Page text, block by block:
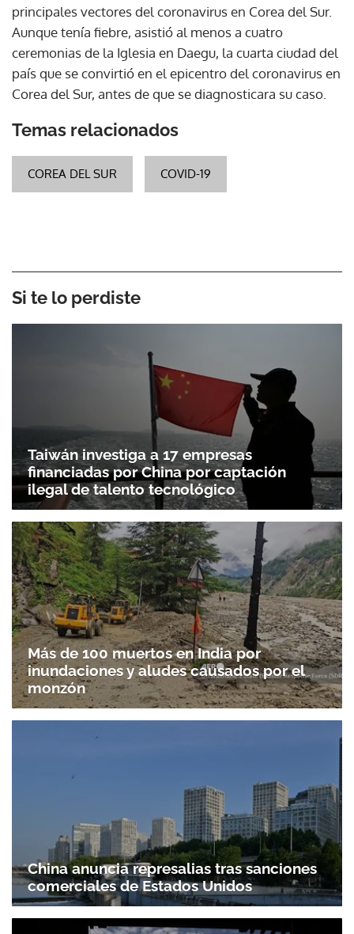
principales vectores del coronavirus en Corea del Sur.
Aunque tenía fiebre, asistió al menos a cuatro
ceremonias de la Iglesia en Daegu, la cuarta ciudad del
país que se convirtió en el epicentro del coronavirus en
Corea del Sur, antes de que se diagnosticara su caso.
Temas relacionados
COREA DEL SUR COVID-19
Si te lo perdiste
Taiwán investiga a 17 empresas
financiadas por China por captación
ilegal de talento tecnológico
Más de 100 muertos en India por
inundaciones y aludes causados por el
monzón
China anuncia represalias tras sanciones
comerciales de Estados Unidos